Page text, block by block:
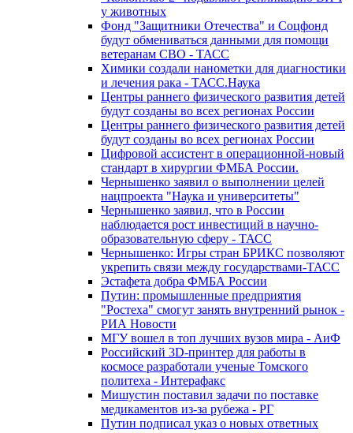
у животных
Фонд "Защитники Отечества" и Соцфонд
будут обмениваться данными для помощи
ветеранам СВО - ТАСС
Химики создали нанометки для диагностики
и лечения рака - ТАСС.Наука
Центры раннего физического развития детей
будут созданы во всех регионах России
Центры раннего физического развития детей
будут созданы во всех регионах России
Цифровой ассистент в операционной-новый
стандарт в хирургии ФМБА России.
Чернышенко заявил о выполнении целей
нацпроекта "Наука и университеты"
Чернышенко заявил, что в России
наблюдается рост инвестиций в научно-
образовательную сферу - ТАСС
Чернышенко: Игры стран БРИКС позволяют
укрепить связи между государствами-ТАСС
Эстафета добра ФМБА России
Путин: промышленные предприятия
"Ростеха" смогут занять внутренний рынок -
РИА Новости
МГУ вошел в топ лучших вузов мира - АиФ
Российский 3D-принтер для работы в
космосе разработали ученые Томского
политеха - Интерафакс
Мишустин поставил задачи по поставке
медикаментов из-за рубежа - РГ
Путин подписал указ о новых ответных